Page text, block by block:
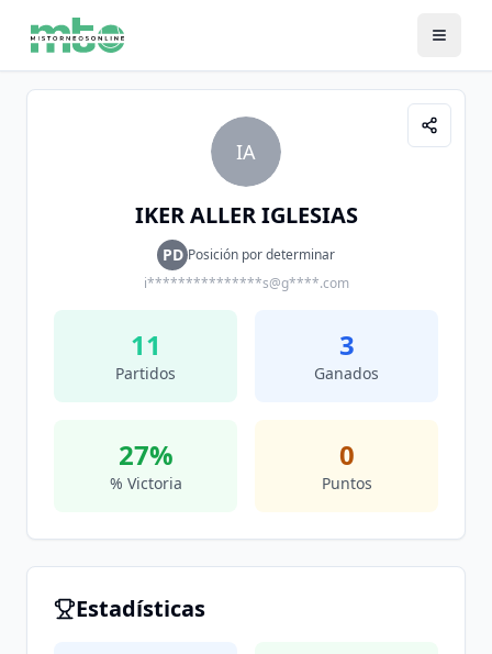
IA
IKER ALLER IGLESIAS
PD Posición por determinar
i***************s@g****.com
11
Partidos
3
Ganados
27%
% Victoria
0
Puntos
Estadísticas